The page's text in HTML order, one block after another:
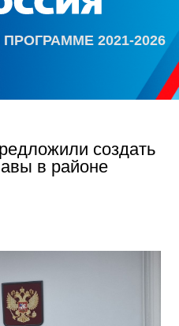
2021-2026
создать
в районе